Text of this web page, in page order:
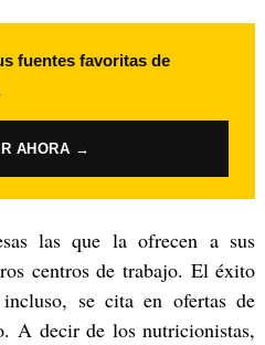
fuentes favoritas de
AHORA →
las que la ofrecen a sus
centros de trabajo. El éxito
se cita en ofertas de
A decir de los nutricionistas,